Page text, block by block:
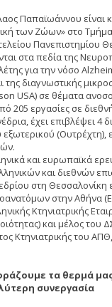
Παπαϊωάννου είναι
των Ζώων» στο Τμήμα
Πανεπιστημίου
στα πεδία της
για την νόσο
διαγνωστικής
USA) σε θέματα
205 εργασίες σε
έχει επιβλέψει 4
(Ουτρέχτη),
και ευρωπαϊκά
και διεθνών
στη Θεσσαλονίκη
στην Αθήνα
Κτηνιατρικής
και μέλος του
Κτηνιατρικής του
τα θερμά
συνεργασία